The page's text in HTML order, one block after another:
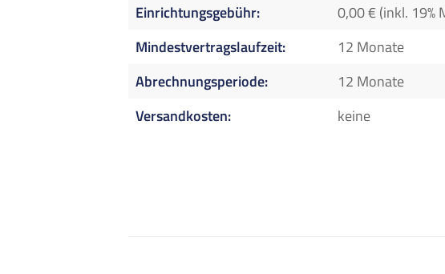
Einrichtungsgebühr
0,00 € (inkl. 19%
Mindestvertragslaufzeit
12 Monate
Abrechnungsperiode
12 Monate
Versandkosten
keine